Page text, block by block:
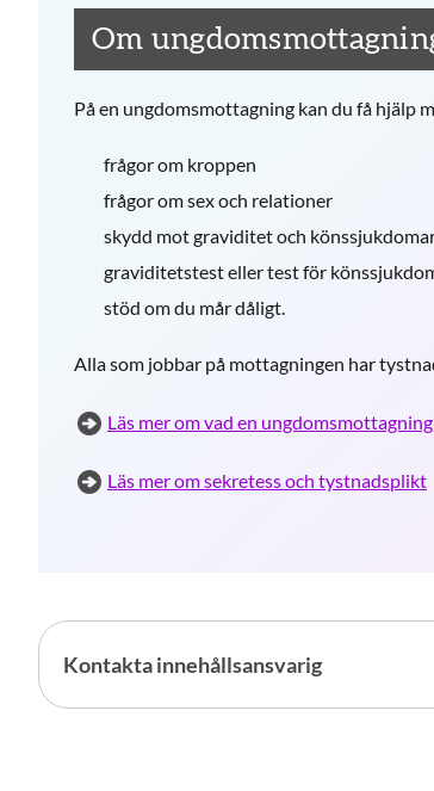
Om
På en ungdomsmottagning kan du få hjälp
frågor om kroppen
frågor om sex och relationer
skydd mot graviditet och
graviditetstest eller test för
stöd om du mår dåligt.
Alla som jobbar på mottagningen har
Läs mer om vad en
Läs mer om sekretess och tystnadsplikt
Kontakta innehållsansvarig